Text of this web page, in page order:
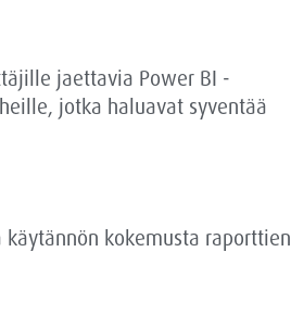
jaettavia Power BI -
jotka haluavat syventää
kokemusta raporttien